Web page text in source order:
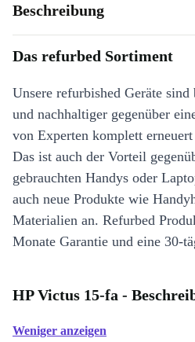
Beschreibung
Das refurbed Sortiment
Unsere refurbished Geräte
und nachhaltiger gegenüber
von Experten komplett
Das ist auch der Vorteil
gebrauchten Handys oder
auch neue Produkte wie
Materialien an. Refurbed
Monate Garantie und eine 30-
HP Victus 15-fa -
Weniger anzeigen